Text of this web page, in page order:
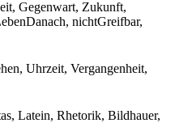
Gegenwart, Zukunft,
nichtGreifbar,
Uhrzeit, Vergangenheit,
Latein, Rhetorik, Bildhauer,